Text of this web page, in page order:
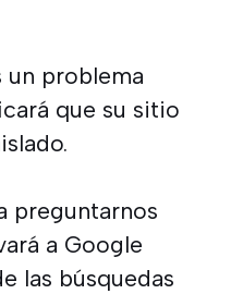
un problema
que su sitio
preguntarnos
a Google
las búsquedas